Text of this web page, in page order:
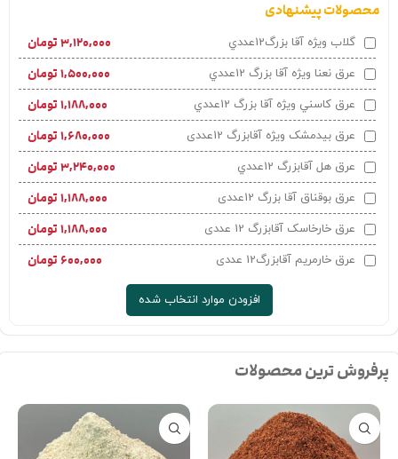
محصولات پیشنهادی
گلاب ويژه آقا بزرگ12عددي ۳,۱۲۰,۰۰۰ تومان
عرق نعنا ويژه آقا بزرگ 12عددي ۱,۵۰۰,۰۰۰ تومان
عرق کاسني ويژه آقا بزرگ 12عددي ۱,۱۸۸,۰۰۰ تومان
عرق بیدمشک ویژه آقابزرگ 12عددی ۱,۶۸۰,۰۰۰ تومان
عرق هل آقابزرگ 12عددي ۳,۲۴۰,۰۰۰ تومان
عرق بوقناق آقا بزرگ 12عددی ۱,۱۸۸,۰۰۰ تومان
عرق خارخاسک آقابزرگ 12 عددی ۱,۱۸۸,۰۰۰ تومان
عرق خارمریم آقابزرگ12 عددی ۶۰۰,۰۰۰ تومان
افزودن موارد انتخاب شده
پرفروش ترین محصولات